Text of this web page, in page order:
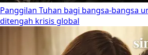
Panggilan Tuhan bagi bangsa-bangsa
ditengah krisis global